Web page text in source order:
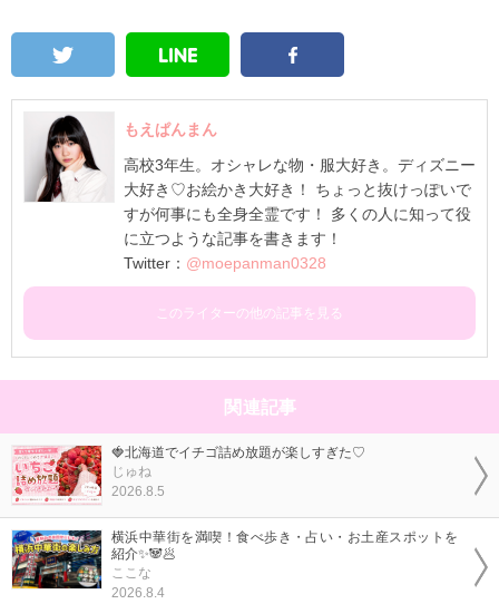
もえぱんまん
高校3年生。オシャレな物・服大好き。ディズニー
大好き♡お絵かき大好き！ ちょっと抜けっぽいで
すが何事にも全身全霊です！ 多くの人に知って役
に立つような記事を書きます！
Twitter： @moepanman0328
このライターの他の記事を見る
関連記事
🍓北海道でイチゴ詰め放題が楽しすぎた♡
じゅね
2026.8.5
横浜中華街を満喫！食べ歩き・占い・お土産スポットを
紹介✨🐼🥟
ここな
2026.8.4